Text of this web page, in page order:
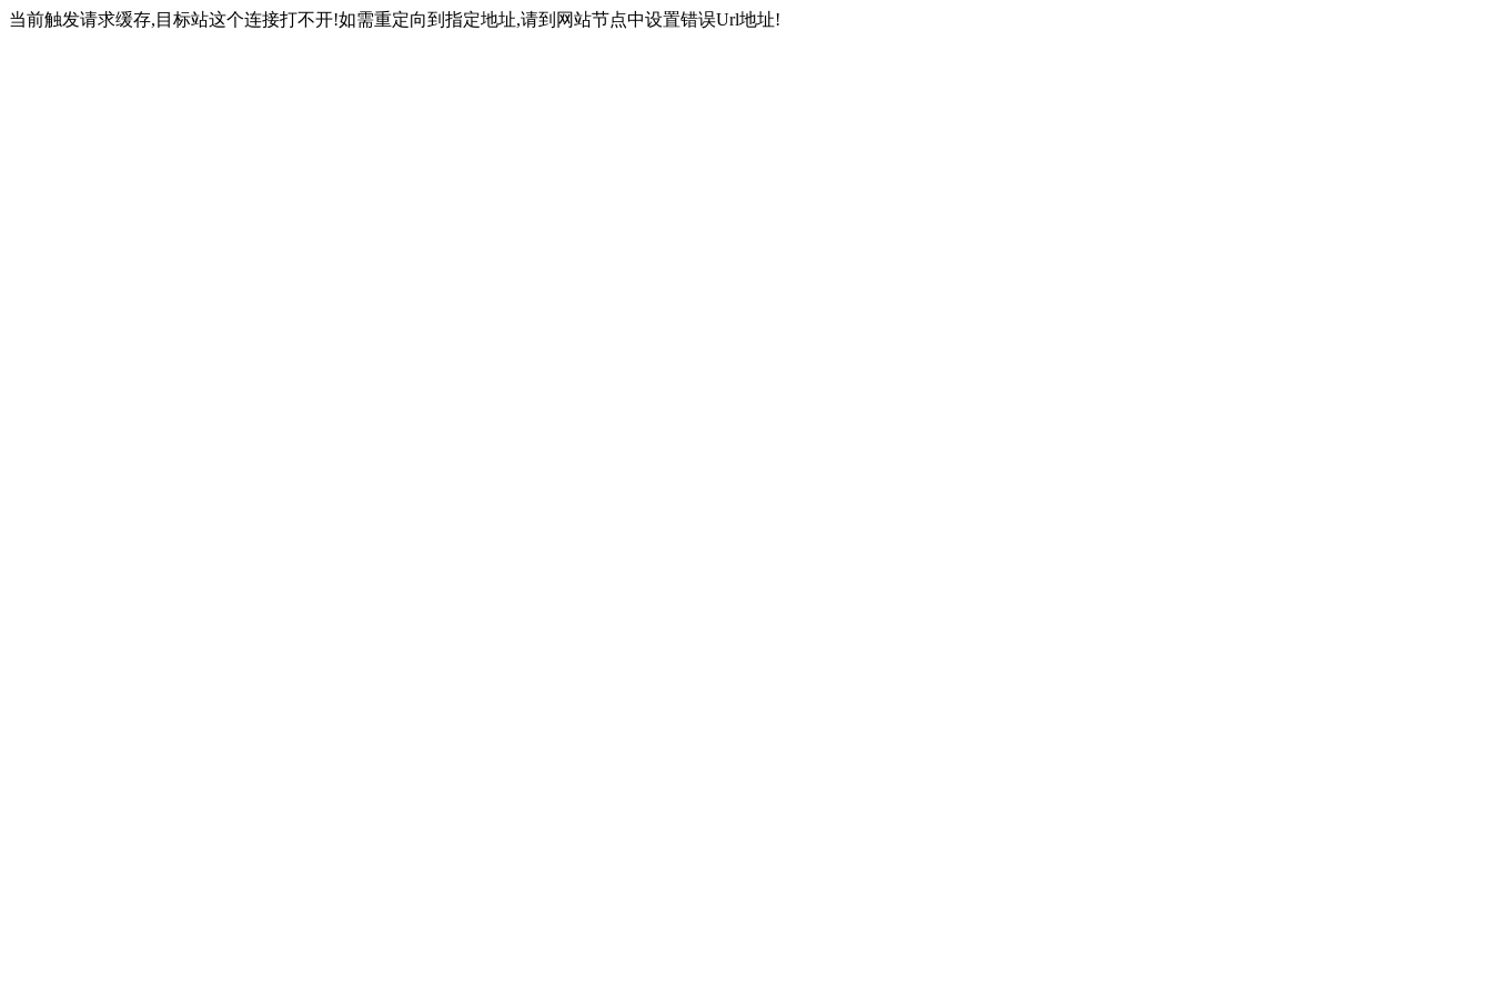
当前触发请求缓存,目标站这个连接打不开!如需重定向到指定地址,请到网站节点中设置错误Url地址!